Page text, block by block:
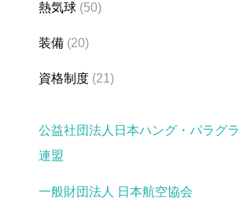
熱気球 (50)
装備 (20)
資格制度 (21)
公益社団法人日本ハング・パラグ
連盟
一般財団法人 日本航空協会